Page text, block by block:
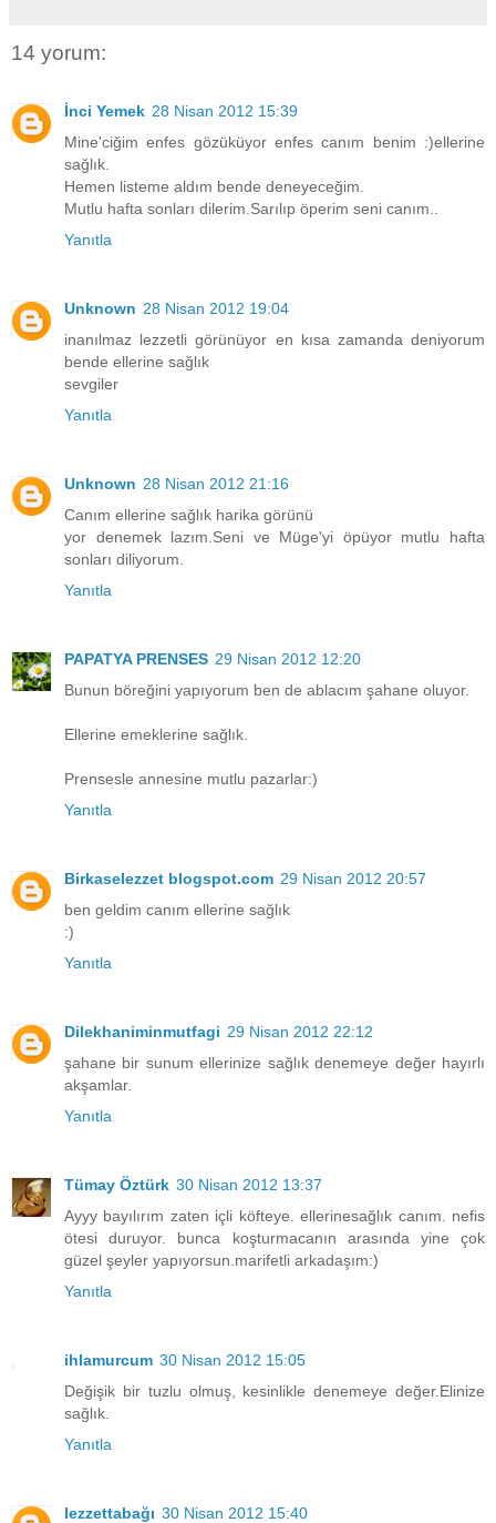
14 yorum:
İnci Yemek 28 Nisan 2012 15:39
Mine'ciğim enfes gözüküyor enfes canım benim :)ellerine
sağlık.
Hemen listeme aldım bende deneyeceğim.
Mutlu hafta sonları dilerim.Sarılıp öperim seni canım..
Yanıtla
Unknown 28 Nisan 2012 19:04
inanılmaz lezzetli görünüyor en kısa zamanda deniyorum
bende ellerine sağlık
sevgiler
Yanıtla
Unknown 28 Nisan 2012 21:16
Canım ellerine sağlık harika görünü
yor denemek lazım.Seni ve Müge'yi öpüyor mutlu hafta
sonları diliyorum.
Yanıtla
PAPATYA PRENSES 29 Nisan 2012 12:20
Bunun böreğini yapıyorum ben de ablacım şahane oluyor.
Ellerine emeklerine sağlık.
Prensesle annesine mutlu pazarlar:)
Yanıtla
Birkaselezzet blogspot.com 29 Nisan 2012 20:57
ben geldim canım ellerine sağlık
:)
Yanıtla
Dilekhaniminmutfagi 29 Nisan 2012 22:12
şahane bir sunum ellerinize sağlık denemeye değer hayırlı
akşamlar.
Yanıtla
Tümay Öztürk 30 Nisan 2012 13:37
Ayyy bayılırım zaten içli köfteye. ellerinesağlık canım. nefis
ötesi duruyor. bunca koşturmacanın arasında yine çok
güzel şeyler yapıyorsun.marifetli arkadaşım:)
Yanıtla
ihlamurcum 30 Nisan 2012 15:05
Değişik bir tuzlu olmuş, kesinlikle denemeye değer.Elinize
sağlık.
Yanıtla
lezzettabağı 30 Nisan 2012 15:40